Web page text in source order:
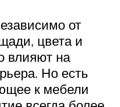
от
цвета и
влияют на
Но есть
к мебели